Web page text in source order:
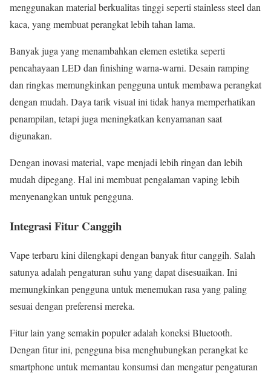
menggunakan material berkualitas tinggi seperti stainless steel dan
kaca, yang membuat perangkat lebih tahan lama.
Banyak juga yang menambahkan elemen estetika seperti
pencahayaan LED dan finishing warna-warni. Desain ramping
dan ringkas memungkinkan pengguna untuk membawa perangkat
dengan mudah. Daya tarik visual ini tidak hanya memperhatikan
penampilan, tetapi juga meningkatkan kenyamanan saat
digunakan.
Dengan inovasi material, vape menjadi lebih ringan dan lebih
mudah dipegang. Hal ini membuat pengalaman vaping lebih
menyenangkan untuk pengguna.
Integrasi Fitur Canggih
Vape terbaru kini dilengkapi dengan banyak fitur canggih. Salah
satunya adalah pengaturan suhu yang dapat disesuaikan. Ini
memungkinkan pengguna untuk menemukan rasa yang paling
sesuai dengan preferensi mereka.
Fitur lain yang semakin populer adalah koneksi Bluetooth.
Dengan fitur ini, pengguna bisa menghubungkan perangkat ke
smartphone untuk memantau konsumsi dan mengatur pengaturan